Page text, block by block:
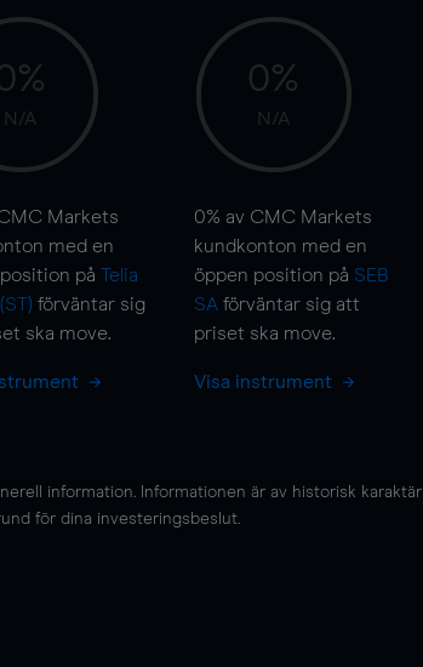
N/A
Markets
med en
på Telia
förväntar sig
ska move.
0%
N/A
0% av CMC Markets
kundkonton med en
öppen position på SEB
SA förväntar sig att
priset ska move.
Visa instrument
information. Informationen är av historisk karaktär
för dina investeringsbeslut.